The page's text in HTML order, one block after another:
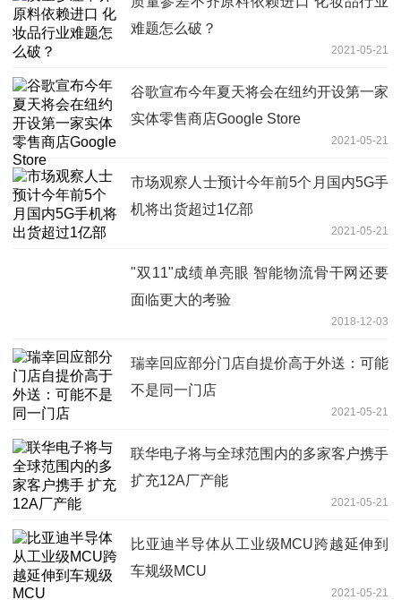
难题怎么破？
2021-05-21
谷歌宣布今年夏天将会在纽约开设第一家
实体零售商店Google Store
2021-05-21
市场观察人士预计今年前5个月国内5G手
机将出货超过1亿部
2021-05-21
"双11"成绩单亮眼 智能物流骨干网还要
面临更大的考验
2018-12-03
瑞幸回应部分门店自提价高于外送：可能
不是同一门店
2021-05-21
联华电子将与全球范围内的多家客户携手
扩充12A厂产能
2021-05-21
比亚迪半导体从工业级MCU跨越延伸到
车规级MCU
2021-05-21